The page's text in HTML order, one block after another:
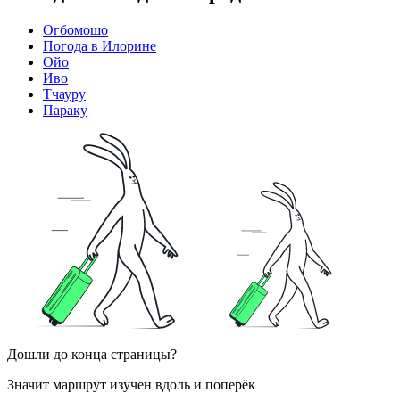
Огбомошо
Погода в Илорине
Ойо
Иво
Тчауру
Параку
Дошли до конца страницы?
Значит маршрут изучен вдоль и поперёк